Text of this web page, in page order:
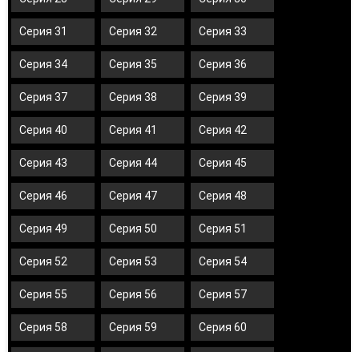
Серия 31 Серия 32 Серия 33
Серия 34 Серия 35 Серия 36
Серия 37 Серия 38 Серия 39
Серия 40 Серия 41 Серия 42
Серия 43 Серия 44 Серия 45
Серия 46 Серия 47 Серия 48
Серия 49 Серия 50 Серия 51
Серия 52 Серия 53 Серия 54
Серия 55 Серия 56 Серия 57
Серия 58 Серия 59 Серия 60